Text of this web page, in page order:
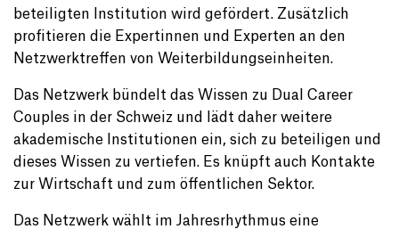
beteiligten Institution wird gefördert. Zusätzlich
profitieren die Expertinnen und Experten an den
Netzwerktreffen von Weiterbildungseinheiten.
Das Netzwerk bündelt das Wissen zu Dual Career
Couples in der Schweiz und lädt daher weitere
akademische Institutionen ein, sich zu beteiligen und
dieses Wissen zu vertiefen. Es knüpft auch Kontakte
zur Wirtschaft und zum öffentlichen Sektor.
Das Netzwerk wählt im Jahresrhythmus eine